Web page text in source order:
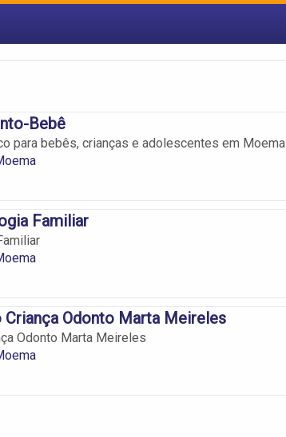
Bebê
para bebês, crianças e adolescentes em Moema
Familiar
Odonto Marta Meireles
Odonto Marta Meireles